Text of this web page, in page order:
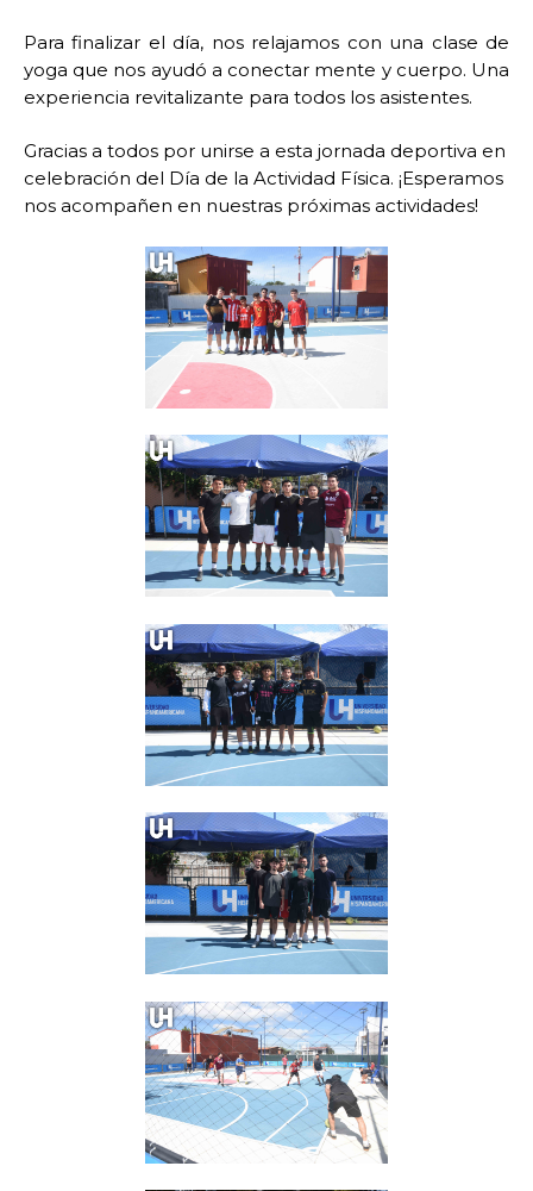
Para finalizar el día, nos relajamos con una clase de
yoga que nos ayudó a conectar mente y cuerpo. Una
experiencia revitalizante para todos los asistentes.
Gracias a todos por unirse a esta jornada deportiva en
celebración del Día de la Actividad Física. ¡Esperamos
nos acompañen en nuestras próximas actividades!